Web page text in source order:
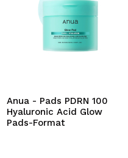
Anua - Pads PDRN 100
Hyaluronic Acid Glow
Pads-Format